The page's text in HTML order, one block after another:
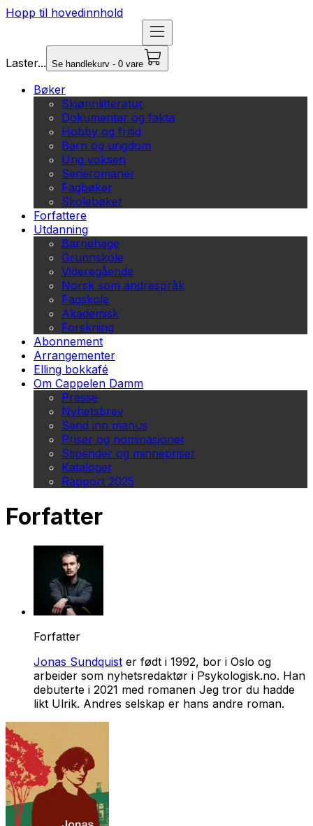
Hopp til hovedinnhold
Laster... Se handlekurv - 0 vare
Bøker
Skjønnlitteratur
Dokumentar og fakta
Hobby og fritid
Barn og ungdom
Ung voksen
Serieromaner
Fagbøker
Skolebøker
Forfattere
Utdanning
Barnehage
Grunnskole
Videregående
Norsk som andrespråk
Fagskole
Akademisk
Forskning
Abonnement
Arrangementer
Elling bokkafé
Om Cappelen Damm
Presse
Nyhetsbrev
Send inn manus
Priser og nominasjoner
Stipender og minnepriser
Kataloger
Rapport 2025
Forfatter
Forfatter
Jonas Sundquist er født i 1992, bor i Oslo og
arbeider som nyhetsredaktør i Psykologisk.no. Han
debuterte i 2021 med romanen Jeg tror du hadde
likt Ulrik. Andres selskap er hans andre roman.